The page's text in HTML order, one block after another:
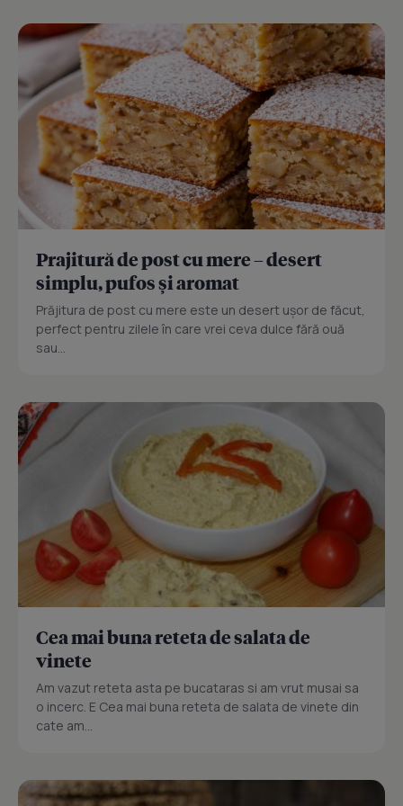
Prajitură de post cu mere – desert
simplu, pufos și aromat
Prăjitura de post cu mere este un desert ușor de făcut,
perfect pentru zilele în care vrei ceva dulce fără ouă
sau...
Cea mai buna reteta de salata de
vinete
Am vazut reteta asta pe bucataras si am vrut musai sa
o incerc. E Cea mai buna reteta de salata de vinete din
cate am...